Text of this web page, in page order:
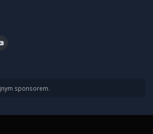
sponsorem.